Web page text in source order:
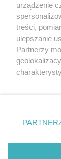
Nie zapomnij
zapoznać się z:
Twojemiasto
Piekary Śląskie
Chorzów
Tarnowskie Góry
Gliwice
urządzenie
treści,
ulepszanie
Partnerzy
zmienić/
znajdujący
rodzaje